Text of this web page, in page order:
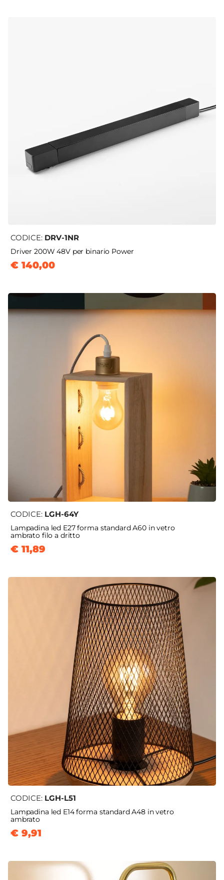
CODICE: DRV-1NR
Driver 200W 48V per binario Power
€ 140,00
CODICE: LGH-64Y
Lampadina led E27 forma standard A60 in vetro
ambrato filo a dritto
€ 11,89
CODICE: LGH-L51
Lampadina led E14 forma standard A48 in vetro
ambrato
€ 9,91